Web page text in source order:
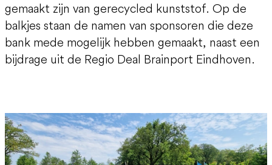
gemaakt zijn van gerecycled kunststof. Op de
balkjes staan de namen van sponsoren die deze
bank mede mogelijk hebben gemaakt, naast een
bijdrage uit de Regio Deal Brainport Eindhoven.